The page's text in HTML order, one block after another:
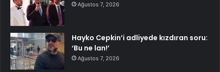
Ağustos 7, 2026
Hayko Cepkin’i adliyede kızdıran soru:
‘Bu ne lan!’
Ağustos 7, 2026